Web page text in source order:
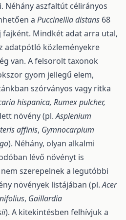
Néhány aszfaltút célirányos
a Puccinellia distans 68
Mindkét adat arra utal,
adatpótló közleményekre
van. A felsorolt taxonok
gyom jellegű elem,
szórványos vagy ritka
hispanica, Rumex pulcher,
növény (pl.Asplenium
affinis, Gymnocarpium
). Néhány, olyan alkalmi
lévő növényt is
szerepelnek a legutóbbi
növények listájában (pl.Acer
, Gaillardia
). A kitekintésben felhívjuk a